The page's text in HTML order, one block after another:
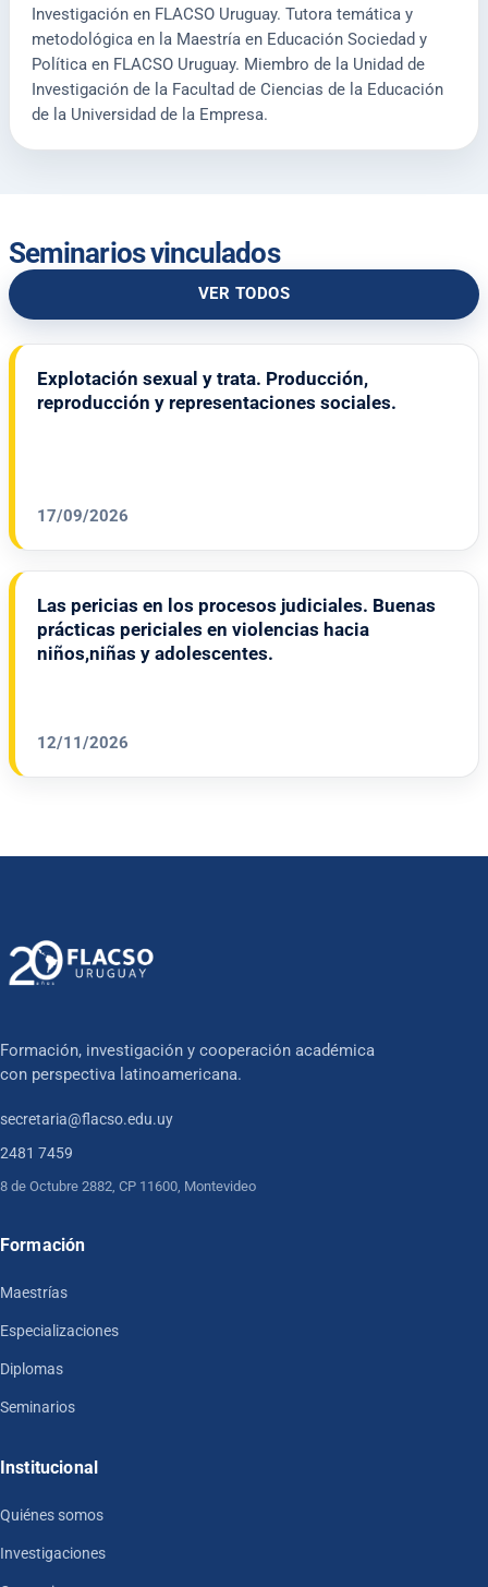
Investigación en FLACSO Uruguay. Tutora temática y
metodológica en la Maestría en Educación Sociedad y
Política en FLACSO Uruguay. Miembro de la Unidad de
Investigación de la Facultad de Ciencias de la Educación
de la Universidad de la Empresa.
Seminarios vinculados
VER TODOS
Explotación sexual y trata. Producción,
reproducción y representaciones sociales.
17/09/2026
Las pericias en los procesos judiciales. Buenas
prácticas periciales en violencias hacia
niños,niñas y adolescentes.
12/11/2026
Formación, investigación y cooperación académica
con perspectiva latinoamericana.
secretaria@flacso.edu.uy
2481 7459
8 de Octubre 2882, CP 11600, Montevideo
Formación
Maestrías
Especializaciones
Diplomas
Seminarios
Institucional
Quiénes somos
Investigaciones